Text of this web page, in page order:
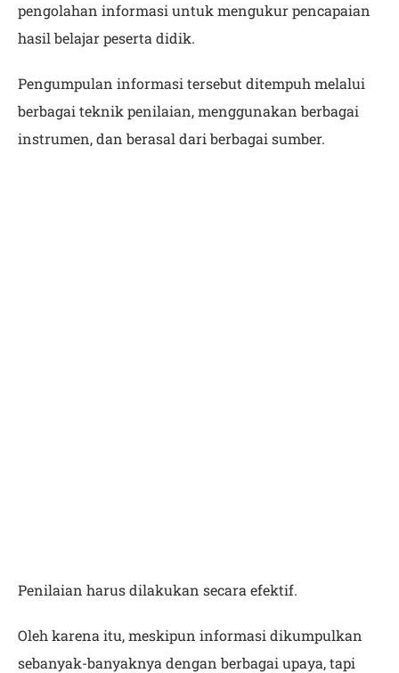
pengolahan informasi untuk mengukur pencapaian
hasil belajar peserta didik.
Pengumpulan informasi tersebut ditempuh melalui
berbagai teknik penilaian, menggunakan berbagai
instrumen, dan berasal dari berbagai sumber.
Penilaian harus dilakukan secara efektif.
Oleh karena itu, meskipun informasi dikumpulkan
sebanyak-banyaknya dengan berbagai upaya, tapi